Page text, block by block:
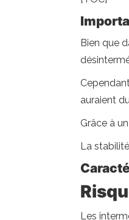
Bien que
auraient
Grâce à
La
Les